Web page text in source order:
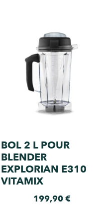
BOL 2 L POUR
BLENDER
EXPLORIAN E310
VITAMIX
199,90€